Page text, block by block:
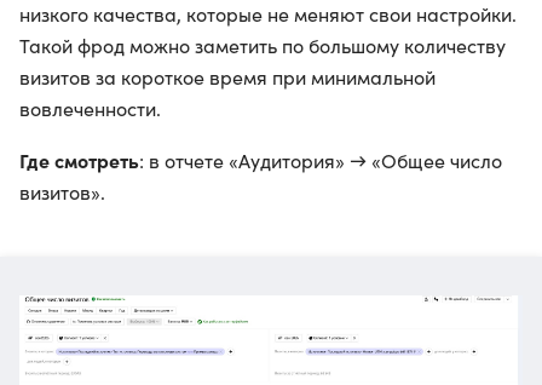
низкого качества, которые не меняют свои настройки.
Такой фрод можно заметить по большому количеству
визитов за короткое время при минимальной
вовлеченности.
Где смотреть: в отчете «Аудитория» → «Общее число
визитов».